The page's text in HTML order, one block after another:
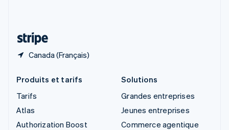
Canada (Français)
Produits et tarifs
Tarifs
Atlas
Authorization Boost
Solutions
Grandes entreprises
Jeunes entreprises
Commerce agentique